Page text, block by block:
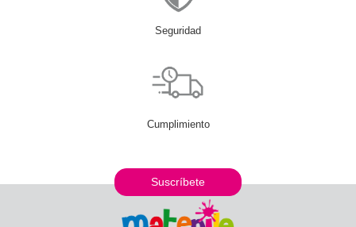
Seguridad
Cumplimiento
Suscríbete